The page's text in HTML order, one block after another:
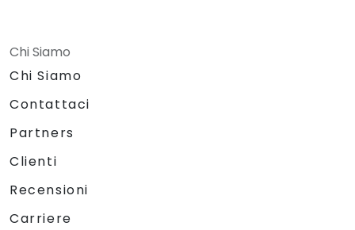
Chi Siamo
Chi Siamo
Contattaci
Partners
Clienti
Recensioni
Carriere